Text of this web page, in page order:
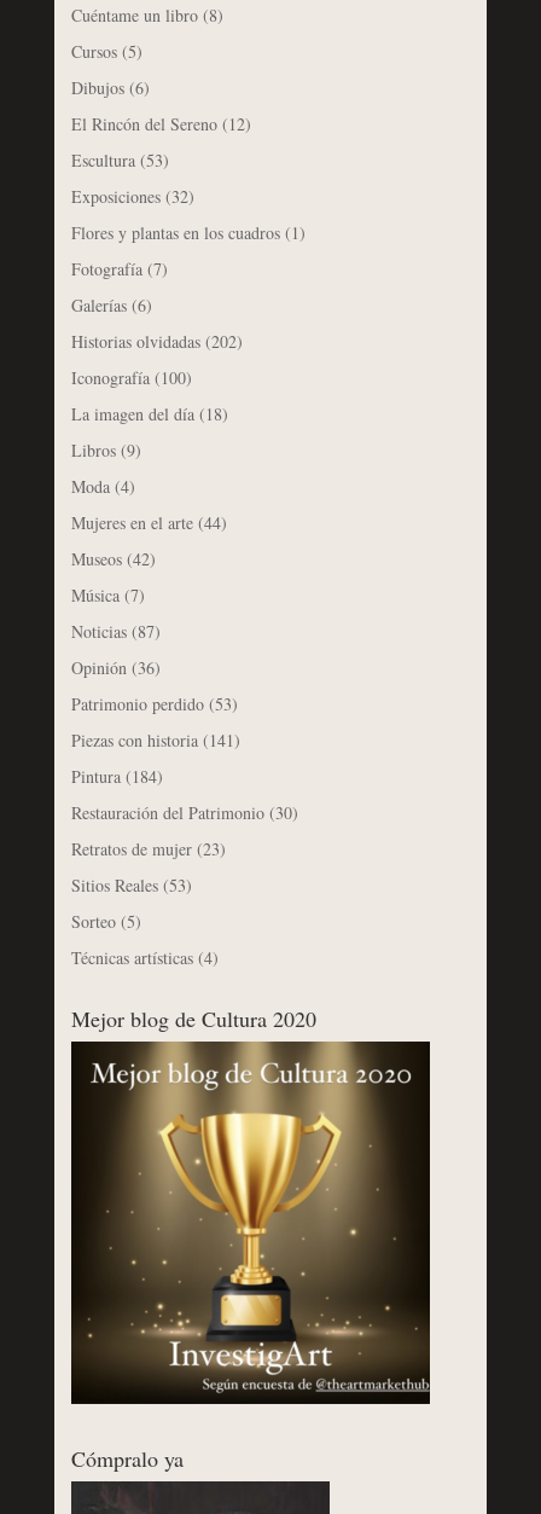
Cuéntame un libro(8)
Cursos(5)
Dibujos(6)
El Rincón del Sereno(12)
Escultura(53)
Exposiciones(32)
Flores y plantas en los cuadros(1)
Fotografía(7)
Galerías(6)
Historias olvidadas(202)
Iconografía(100)
La imagen del día(18)
Libros(9)
Moda(4)
Mujeres en el arte(44)
Museos(42)
Música(7)
Noticias(87)
Opinión (36)
Patrimonio perdido(53)
Piezas con historia(141)
Pintura(184)
Restauración del Patrimonio(30)
Retratos de mujer(23)
Sitios Reales(53)
Sorteo(5)
Técnicas artísticas(4)
Mejor blog de Cultura 2020
Cómpralo ya